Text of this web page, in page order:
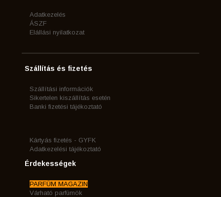
Adatkezelés
ÁSZF
Elállási nyilatkozat
Szállítás és fizetés
Szállítási információk
Sikertelen kiszállítás esetén
Banki fizetési tájékoztató
Kártyás fizetés - GYFK
Adatkezelési tájékoztató
Érdekességek
PARFÜM MAGAZIN
Várható parfümök